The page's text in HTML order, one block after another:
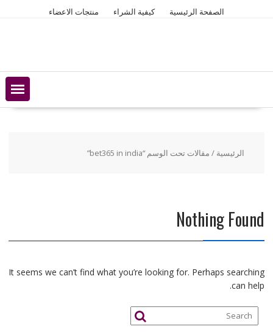
الصفحة الرئيسية كيفية الشراء منتجات الاعضاء
الرئيسية / مقالات تحت الوسم “bet365 in india”
Nothing Found
It seems we can’t find what you’re looking for. Perhaps searching
can help.